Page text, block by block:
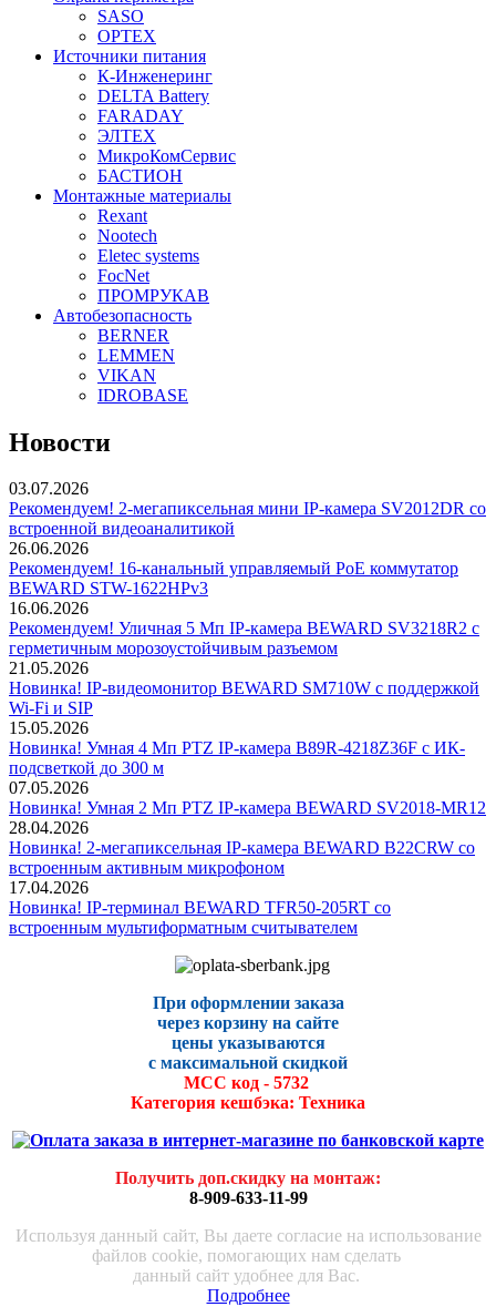
SASO
OPTEX
Источники питания
К-Инженеринг
DELTA Battery
FARADAY
ЭЛТЕХ
МикроКомСервис
БАСТИОН
Монтажные материалы
Rexant
Nootech
Eletec systems
FocNet
ПРОМРУКАВ
Автобезопасность
BERNER
LEMMEN
VIKAN
IDROBASE
Новости
03.07.2026
Рекомендуем! 2-мегапиксельная мини IP-камера SV2012DR со
встроенной видеоаналитикой
26.06.2026
Рекомендуем! 16-канальный управляемый PoE коммутатор
BEWARD STW-1622HPv3
16.06.2026
Рекомендуем! Уличная 5 Мп IP-камера BEWARD SV3218R2 с
герметичным морозоустойчивым разъемом
21.05.2026
Новинка! IP-видеомонитор BEWARD SM710W с поддержкой
Wi-Fi и SIP
15.05.2026
Новинка! Умная 4 Мп PTZ IP-камера B89R-4218Z36F с ИК-
подсветкой до 300 м
07.05.2026
Новинка! Умная 2 Мп PTZ IP-камера BEWARD SV2018-MR12
28.04.2026
Новинка! 2-мегапиксельная IP-камера BEWARD B22CRW со
встроенным активным микрофоном
17.04.2026
Новинка! IP-терминал BEWARD TFR50-205RT со
встроенным мультиформатным считывателем
При оформлении заказа
через корзину на сайте
цены указываются
с максимальной скидкой
МСС код - 5732
Категория кешбэка: Техника
Получить доп.скидку на монтаж:
8-909-633-11-99
Используя данный сайт, Вы даете согласие на использование
файлов cookie, помогающих нам сделать
данный сайт удобнее для Вас.
Подробнее